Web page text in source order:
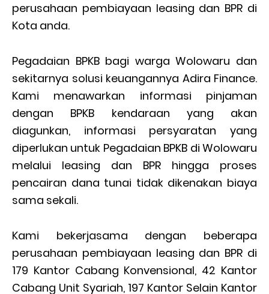
perusahaan pembiayaan leasing dan BPR di
Kota anda.
Pegadaian BPKB bagi warga Wolowaru dan
sekitarnya solusi keuangannya Adira Finance.
Kami menawarkan informasi pinjaman
dengan BPKB kendaraan yang akan
diagunkan, informasi persyaratan yang
diperlukan untuk Pegadaian BPKB di Wolowaru
melalui leasing dan BPR hingga proses
pencairan dana tunai tidak dikenakan biaya
sama sekali.
Kami bekerjasama dengan beberapa
perusahaan pembiayaan leasing dan BPR di
179 Kantor Cabang Konvensional, 42 Kantor
Cabang Unit Syariah, 197 Kantor Selain Kantor